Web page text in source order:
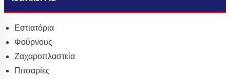
Εστιατόρια
Φούρνους
Ζαχαροπλαστεία
Πιτσαρίες